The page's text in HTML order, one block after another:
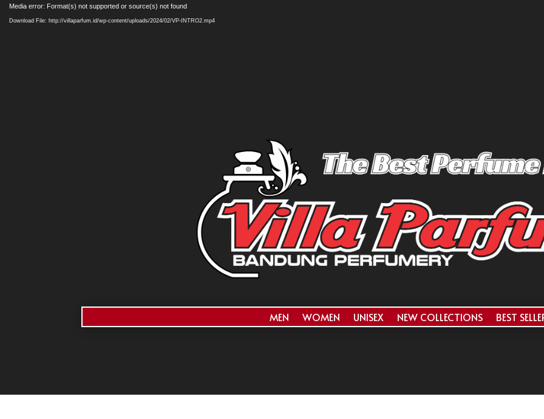
Video
Player
Media error: Format(s) not supported or source(s) not found
Download File: http://villaparfum.id/wp-content/uploads/2024/02/VP-INTRO2.mp4
MEN WOMEN UNISEX NEW COLLECTIONS BEST